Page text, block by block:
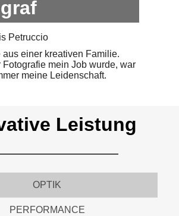
Petruccio
aus einer kreativen Familie.
Fotografie mein Job wurde, war
meine Leidenschaft.
Leistung
OPTIK
PERFORMANCE